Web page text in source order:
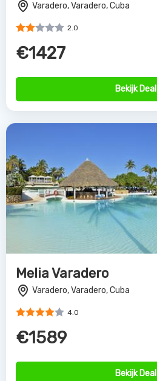
Varadero, Varadero, Cuba
2.0
€1427
Bekijk Deal
Melia Varadero
Varadero, Varadero, Cuba
4.0
€1589
Bekijk Deal